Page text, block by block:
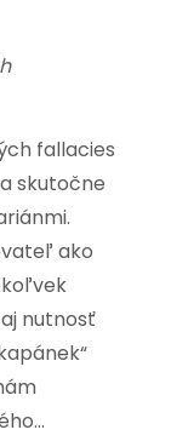
fallacies
skutočne
ako
nutnosť